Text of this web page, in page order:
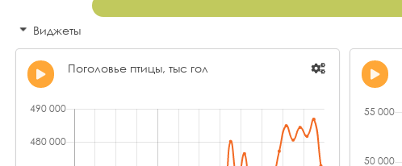
Виджеты
Поголовье птицы, тыс гол